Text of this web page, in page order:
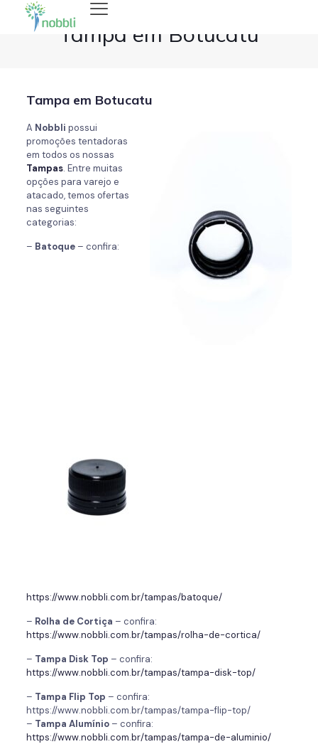
Tampa em Botucatu
Tampa em Botucatu
A Nobbli possui
promoções tentadoras
em todos os nossas
Tampas. Entre muitas
opções para varejo e
atacado, temos ofertas
nas seguintes
categorias:
– Batoque– confira:
https://www.nobbli.com.br/tampas/batoque/
– Rolha de Cortiça – confira:
https://www.nobbli.com.br/tampas/rolha-de-cortica/
– Tampa Disk Top – confira:
https://www.nobbli.com.br/tampas/tampa-disk-top/
– Tampa Flip Top – confira:
https://www.nobbli.com.br/tampas/tampa-flip-top/
– Tampa Alumínio – confira:
https://www.nobbli.com.br/tampas/tampa-de-aluminio/